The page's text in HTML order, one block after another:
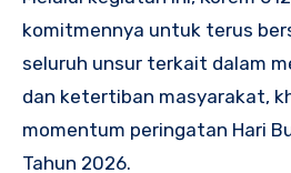
komitmennya untuk terus
seluruh unsur terkait dalam
dan ketertiban masyarakat,
momentum peringatan Hari
Tahun 2026.